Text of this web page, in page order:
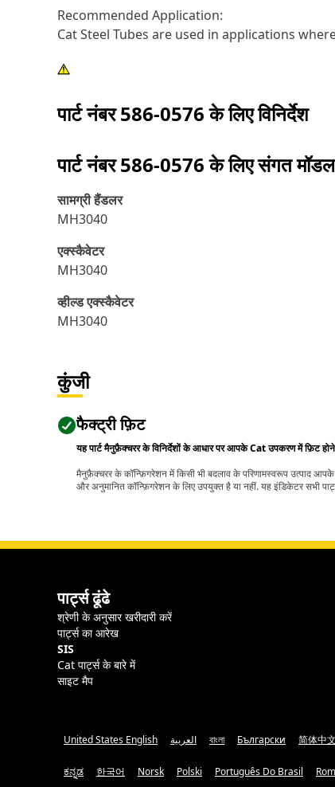
Recommended Application:
Cat Steel Tubes are used in applications
पार्ट नंबर586-0576के लिए विनिर्देश
पार्ट नंबर586-0576के लिए संगत मॉडल
सामग्री हैंडलर
MH3040
एक्स्कैवेटर
MH3040
व्हील्ड एक्स्कैवेटर
MH3040
कुंजी
फैक्ट्री फ़िट
यह पार्ट मैनुफ़ैक्चरर के विनिर्देशों के आधार पर आपके Cat उपकरण में फ़िट
मैनुफ़ैक्चरर के कॉन्फ़िगरेशन में किसी भी बदलाव के परिणामस्वरूप उत्पाद
और अनुमानित कॉन्फ़िगरेशन के लिए उपयुक्त है या नहीं. यह इंडिकेटर सभी
पार्ट्स ढूंढे
श्रेणी के अनुसार खरीदारी करें
पार्ट्स का आरेख
SIS
Cat पार्ट्स के बारे में
साइट मैप
United States English العربية বাংলা Български 简体中文
ಕನ್ನಡ 한국어 Norsk Polski Português Do Brasil